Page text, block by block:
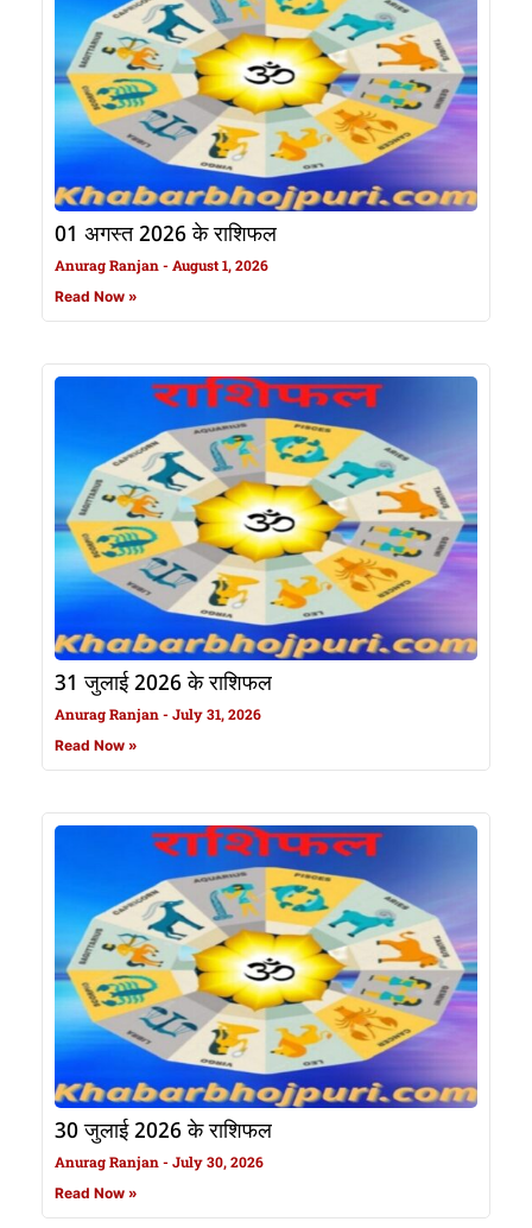
01 अगस्त 2026 के राशिफल
Anurag Ranjan August 1, 2026
Read Now »
31 जुलाई 2026 के राशिफल
Anurag Ranjan July 31, 2026
Read Now »
30 जुलाई 2026 के राशिफल
Anurag Ranjan July 30, 2026
Read Now »